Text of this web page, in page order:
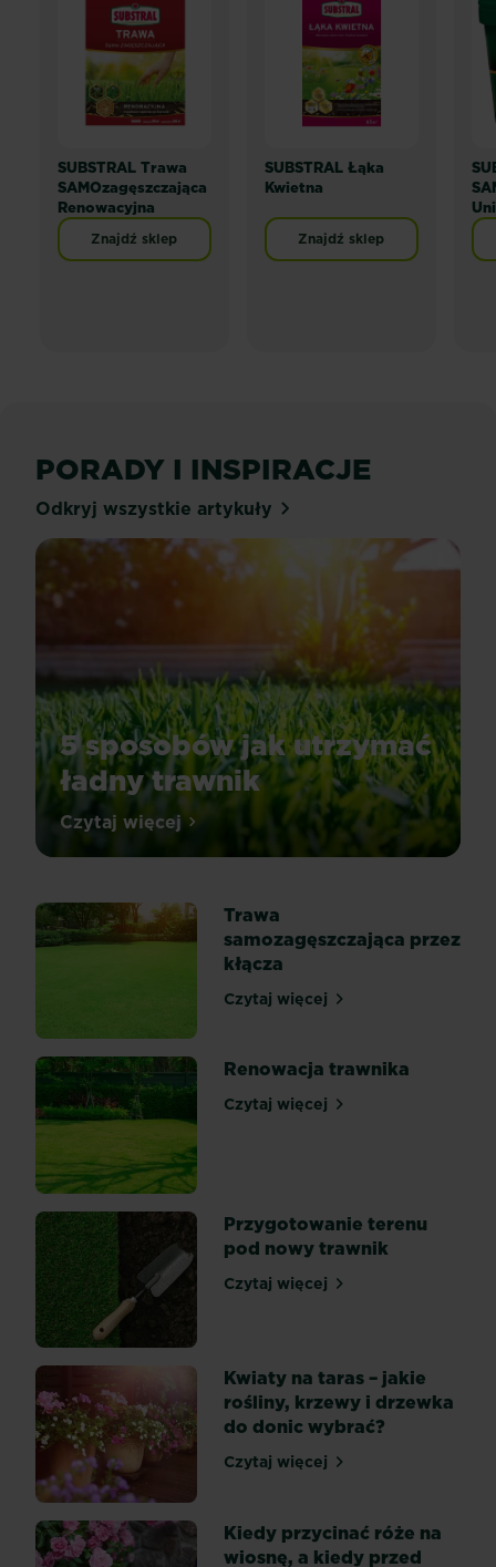
SUBSTRAL Trawa
SAMOzagęszczająca
Renowacyjna
Znajdź sklep
SUBSTRAL Łąka
Kwietna
Znajdź sklep
PORADY I INSPIRACJE
Odkryj wszystkie artykuły
5 sposobów jak utrzymać
ładny trawnik
Integralną
jest
piękny
Dobrze
utrzymany
trawnik
jest
dla
rosnących
obok
roślin,
razem
tworzą
miły
dla
oka
Utrzymanie
ładnego
trawnika
wcale...
Czytaj więcej5 sposobów jak utrzymać ładny trawnik
Trawa
samozagęszczająca przez
kłącza
Czytaj więcejTrawa samozagęszczająca
Renowacja trawnika
Czytaj więcejRenowacja trawnika
Przygotowanie terenu
pod nowy trawnik
Czytaj więcejPrzygotowanie terenu
Kwiaty na taras – jakie
rośliny, krzewy i drzewka
do donic wybrać?
Czytaj więcejKwiaty na taras – jakie
Kiedy przycinać róże na
wiosnę, a kiedy przed